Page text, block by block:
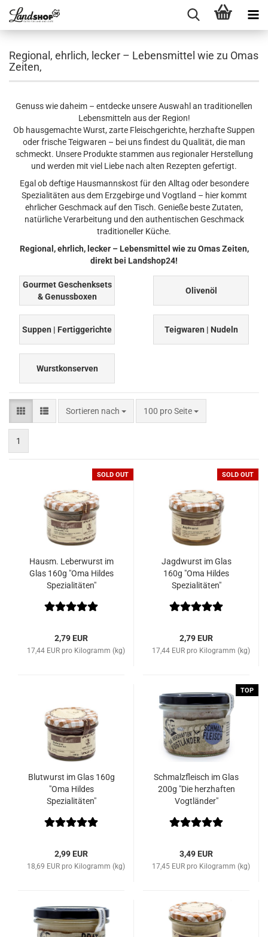
Regional, ehrlich, lecker – Lebensmittel wie zu Omas
Zeiten,
Genuss wie daheim – entdecke unsere Auswahl an traditionellen
Lebensmitteln aus der Region!
Ob hausgemachte Wurst, zarte Fleischgerichte, herzhafte Suppen
oder frische Teigwaren – bei uns findest du Qualität, die man
schmeckt. Unsere Produkte stammen aus regionaler Herstellung
und werden mit viel Liebe nach alten Rezepten gefertigt.
Egal ob deftige Hausmannskost für den Alltag oder besondere
Spezialitäten aus dem Erzgebirge und Vogtland – hier kommt
ehrlicher Geschmack auf den Tisch. Genieße beste Zutaten,
natürliche Verarbeitung und den authentischen Geschmack
traditioneller Küche.
Regional, ehrlich, lecker – Lebensmittel wie zu Omas Zeiten,
direkt bei Landshop24!
Gourmet Geschenksets
& Genussboxen
Olivenöl
Suppen | Fertiggerichte Teigwaren | Nudeln
Wurstkonserven
Sortieren nach
Sortieren nach 100 pro Seite
pro Seite
1
SOLD OUT
Hausm. Leberwurst im
Glas 160g "Oma Hildes
Spezialitäten"
2,79 EUR
17,44 EUR pro Kilogramm (kg)
SOLD OUT
Jagdwurst im Glas
160g "Oma Hildes
Spezialitäten"
2,79 EUR
17,44 EUR pro Kilogramm (kg)
Blutwurst im Glas 160g
"Oma Hildes
Spezialitäten"
2,99 EUR
18,69 EUR pro Kilogramm (kg)
TOP
Schmalzfleisch im Glas
200g "Die herzhaften
Vogtländer"
3,49 EUR
17,45 EUR pro Kilogramm (kg)